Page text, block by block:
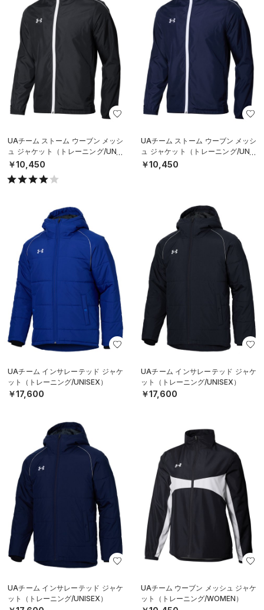
UAチーム ストーム ウーブン メッシ
ュ ジャケット（トレーニング/UNIS
EX）
￥10,450
UAチーム ストーム ウーブン メッシ
ュ ジャケット（トレーニング/UNIS
EX）
￥10,450
UAチーム インサレーテッド ジャケ
ット（トレーニング/UNISEX）
￥17,600
UAチーム インサレーテッド ジャケ
ット（トレーニング/UNISEX）
￥17,600
UAチーム インサレーテッド ジャケ
ット（トレーニング/UNISEX）
UAチーム ウーブン メッシュ ジャケ
ット（トレーニング/WOMEN）